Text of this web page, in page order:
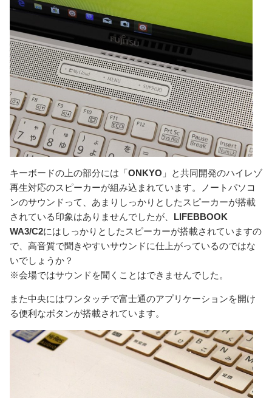
キーボードの上の部分には「ONKYO 」と共同開発のハイレゾ
再生対応のスピーカーが組み込まれています。ノートパソコ
ンのサウンドって、あまりしっかりとしたスピーカーが搭載
されている印象はありませんでしたが、 LIFEBBOOK
WA3/C2にはしっかりとしたスピーカーが搭載されていますの
で、高音質で聞きやすいサウンドに仕上がっているのではな
いでしょうか？
※会場ではサウンドを聞くことはできませんでした。
また中央にはワンタッチで富士通のアプリケーションを開け
る便利なボタンが搭載されています。